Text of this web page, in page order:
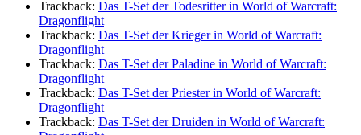
Trackback: Das T-Set der Todesritter in World of Warcraft:
Dragonflight
Trackback: Das T-Set der Krieger in World of Warcraft:
Dragonflight
Trackback: Das T-Set der Paladine in World of Warcraft:
Dragonflight
Trackback: Das T-Set der Priester in World of Warcraft:
Dragonflight
Trackback: Das T-Set der Druiden in World of Warcraft: